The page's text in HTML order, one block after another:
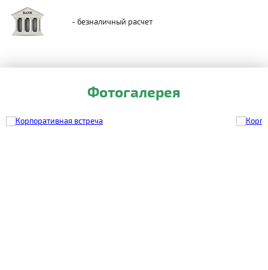
- безналичный расчет
Фотогалерея